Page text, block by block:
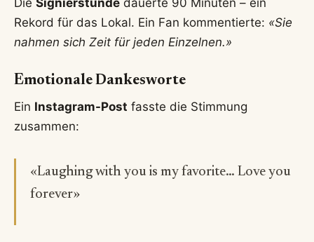
Die Signierstunde dauerte 90 Minuten – ein
Rekord für das Lokal. Ein Fan kommentierte: «Sie
nahmen sich Zeit für jeden Einzelnen.»
Emotionale Dankesworte
Ein Instagram-Post fasste die Stimmung
zusammen:
«Laughing with you is my favorite… Love you
forever»